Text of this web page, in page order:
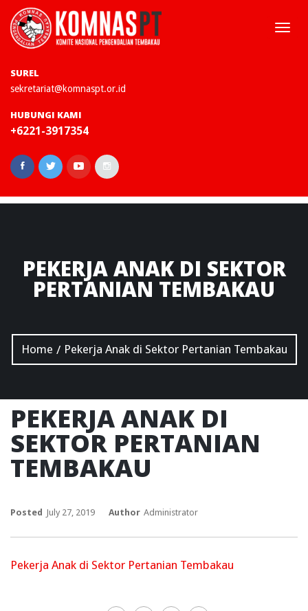
SUREL
sekretariat@komnaspt.or.id
HUBUNGI KAMI
+6221-3917354
PEKERJAANAK DI SEKTOR
PERTANIAN TEMBAKAU
Home / Pekerja Anak di Sektor Pertanian Tembakau
PEKERJA ANAK DI
SEKTOR PERTANIAN
TEMBAKAU
Posted July 27, 2019 Author Administrator
Pekerja Anak di Sektor Pertanian Tembakau